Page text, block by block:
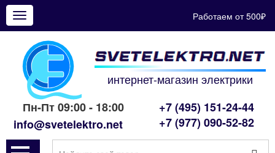
Показать
меню
Работаем от 500₽
интернет-магазин электрики
Пн-Пт 09:00 - 18:00
info@svetelektro.net
+7 (495) 151-24-44
+7 (977) 090-52-82